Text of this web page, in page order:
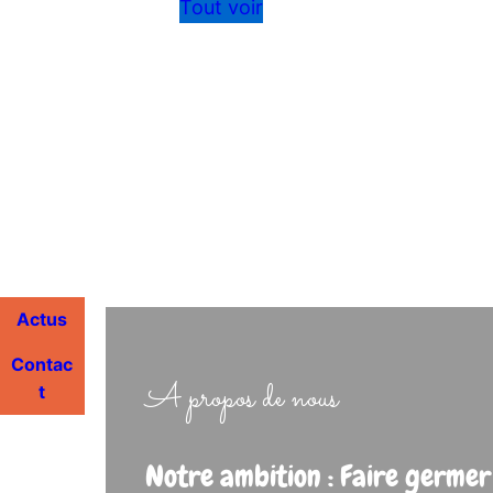
Tout voir
Actus
Contac
t
A propos de nous
Notre ambition : Faire germer